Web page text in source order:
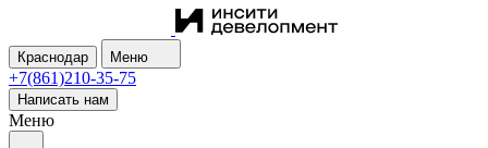
Краснодар Меню
+7(861)210-35-75
Написать нам
Меню